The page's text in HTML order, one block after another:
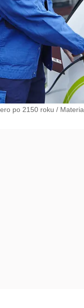
po 2150 roku /